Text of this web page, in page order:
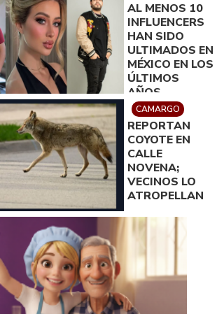
AL MENOS 10
INFLUENCERS
HAN SIDO
ULTIMADOS EN
MÉXICO EN LOS
ÚLTIMOS
AÑOS
CAMARGO
REPORTAN
COYOTE EN
CALLE
NOVENA;
VECINOS LO
ATROPELLAN